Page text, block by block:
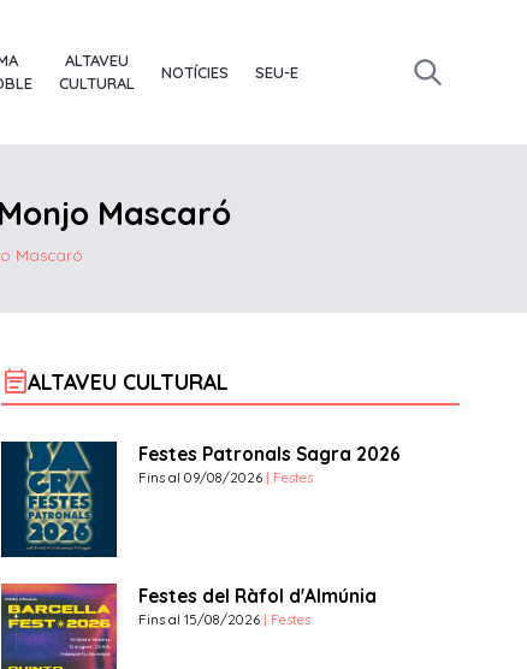
ALTAVEU
CULTURAL
NOTÍCIES SEU-E
Mascaró
Mascaró
event_noteALTAVEU CULTURAL
Festes Patronals Sagra 2026
Fins al 09/08/2026 | Festes
Festes del Ràfol d'Almúnia
Fins al 15/08/2026 | Festes